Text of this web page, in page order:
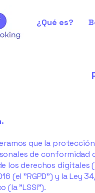
¿Qué es?
que la
de conformidad
los derechos digitales
(el "RGPD") y la Ley
(la "LSSI").